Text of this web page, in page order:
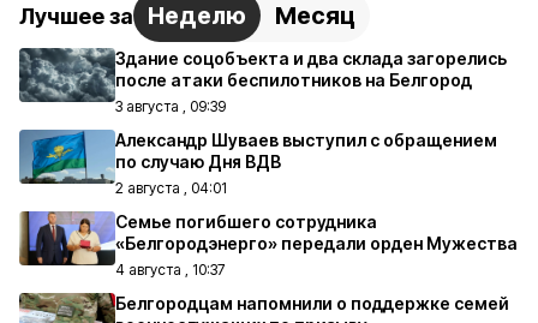
Лучшее за Неделю Месяц
Здание соцобъекта и два склада загорелись
после атаки беспилотников на Белгород
3 августа , 09:39
Александр Шуваев выступил с обращением
по случаю Дня ВДВ
2 августа , 04:01
Семье погибшего сотрудника
«Белгородэнерго» передали орден Мужества
4 августа , 10:37
Белгородцам напомнили о поддержке семей